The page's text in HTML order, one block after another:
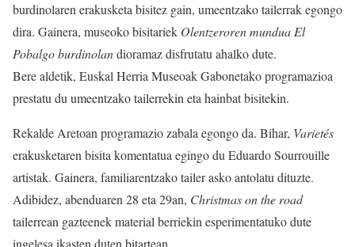
burdinolaren erakusketa bisitez gain, umeentzako tailerrak egongo
dira. Gainera, museoko bisitariek Olentzeroren mundua El
Pobalgo burdinolandioramaz disfrutatu ahalko dute.
Bere aldetik, Euskal Herria Museoak Gabonetako programazioa
prestatu du umeentzako tailerrekin eta hainbat bisitekin.
Rekalde Aretoan programazio zabala egongo da. Bihar, Varietés
erakusketaren bisita komentatua egingo du Eduardo Sourrouille
artistak. Gainera, familiarentzako tailer asko antolatu dituzte.
Adibidez, abenduaren 28 eta 29an, Christmas on the road
tailerrean gazteenek material berriekin esperimentatuko dute